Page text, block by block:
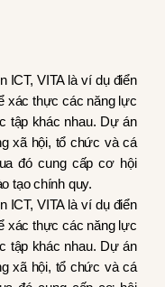
ICT, VITA là ví dụ điển
xác thực các năng lực
tập khác nhau. Dự án
xã hội, tổ chức và cá
đó cung cấp cơ hội
tạo chính quy.
ICT, VITA là ví dụ điển
xác thực các năng lực
tập khác nhau. Dự án
xã hội, tổ chức và cá